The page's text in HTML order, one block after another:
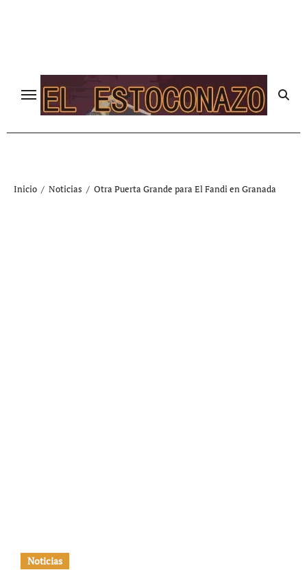
Inicio Noticias Otra Puerta Grande para El Fandi en Granada
Noticias